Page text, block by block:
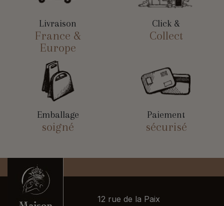
Livraison
France &
Europe
Click &
Collect
Emballage
soigné
Paiement
sécurisé
12 rue de la Paix